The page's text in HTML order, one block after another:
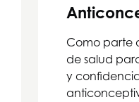
Como parte
de salud
y